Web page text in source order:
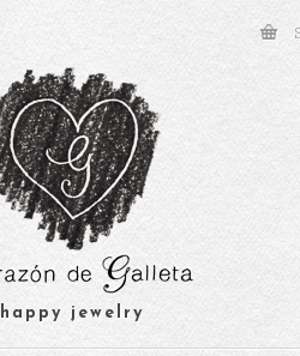
happy jewelry